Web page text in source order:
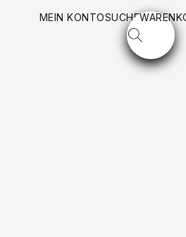
MEIN KONTOSUCHE